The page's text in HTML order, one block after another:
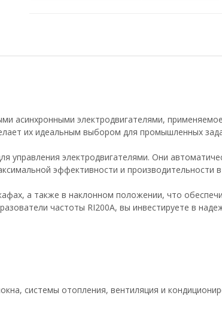
асинхронными электродвигателями,
их идеальным выбором для промышленных
управления электродвигателями. Они
эффективности и производительности
а также в наклонном положении, что
частоты RI200А, вы инвестируете в
системы отопления, вентиляция и